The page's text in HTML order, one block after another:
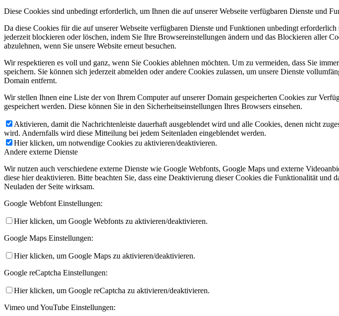
Diese Cookies sind unbedingt erforderlich, um Ihnen die auf unserer Webseite verfügbaren Dienste und
Da diese Cookies für die auf unserer Webseite verfügbaren Dienste und Funktionen unbedingt
jederzeit blockieren oder löschen, indem Sie Ihre Browsereinstellungen ändern und das Blockieren aller
abzulehnen, wenn Sie unsere Website erneut besuchen.
Wir respektieren es voll und ganz, wenn Sie Cookies ablehnen möchten. Um zu vermeiden, dass Sie
speichern. Sie können sich jederzeit abmelden oder andere Cookies zulassen, um unsere Dienste
Domain entfernt.
Wir stellen Ihnen eine Liste der von Ihrem Computer auf unserer Domain gespeicherten Cookies zur
gespeichert werden. Diese können Sie in den Sicherheitseinstellungen Ihres Browsers einsehen.
Aktivieren, damit die Nachrichtenleiste dauerhaft ausgeblendet wird und alle Cookies, denen nicht
wird. Andernfalls wird diese Mitteilung bei jedem Seitenladen eingeblendet werden.
Hier klicken, um notwendige Cookies zu aktivieren/deaktivieren.
Andere externe Dienste
Wir nutzen auch verschiedene externe Dienste wie Google Webfonts, Google Maps und externe
diese hier deaktivieren. Bitte beachten Sie, dass eine Deaktivierung dieser Cookies die Funktionalität
Neuladen der Seite wirksam.
Google Webfont Einstellungen:
Hier klicken, um Google Webfonts zu aktivieren/deaktivieren.
Google Maps Einstellungen:
Hier klicken, um Google Maps zu aktivieren/deaktivieren.
Google reCaptcha Einstellungen:
Hier klicken, um Google reCaptcha zu aktivieren/deaktivieren.
Vimeo und YouTube Einstellungen: